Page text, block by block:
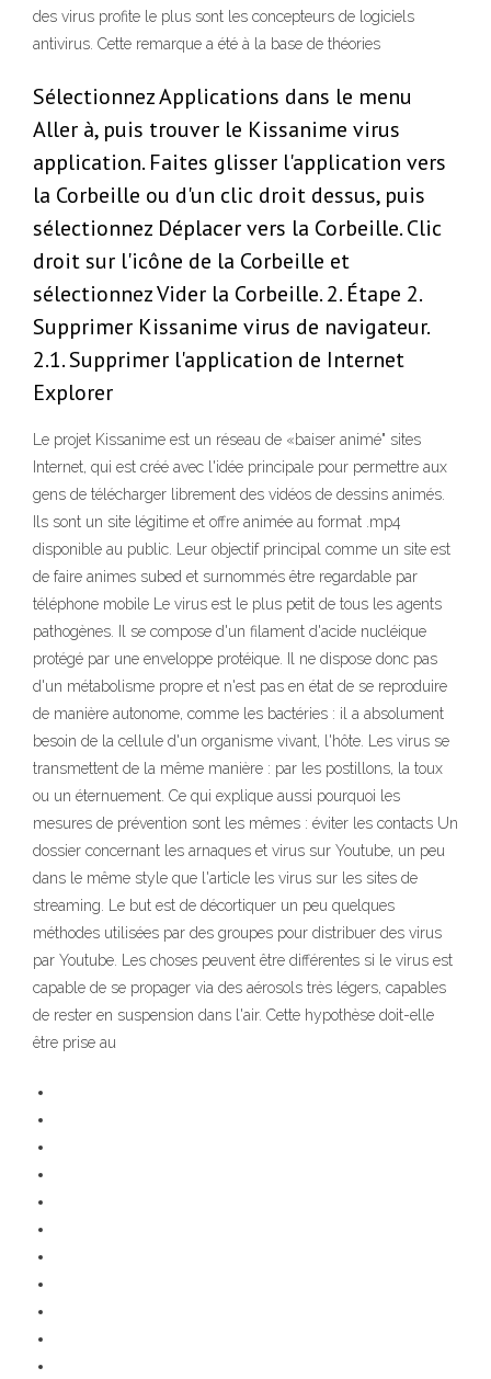
des virus profite le plus sont les concepteurs de logiciels
antivirus. Cette remarque a été à la base de théories
Sélectionnez Applications dans le menu
Aller à, puis trouver le Kissanime virus
application. Faites glisser l'application vers
la Corbeille ou d'un clic droit dessus, puis
sélectionnez Déplacer vers la Corbeille. Clic
droit sur l'icône de la Corbeille et
sélectionnez Vider la Corbeille. 2. Étape 2.
Supprimer Kissanime virus de navigateur.
2.1. Supprimer l'application de Internet
Explorer
Le projet Kissanime est un réseau de «baiser animé" sites
Internet, qui est créé avec l'idée principale pour permettre aux
gens de télécharger librement des vidéos de dessins animés.
Ils sont un site légitime et offre animée au format .mp4
disponible au public. Leur objectif principal comme un site est
de faire animes subed et surnommés être regardable par
téléphone mobile Le virus est le plus petit de tous les agents
pathogènes. Il se compose d'un filament d'acide nucléique
protégé par une enveloppe protéique. Il ne dispose donc pas
d'un métabolisme propre et n'est pas en état de se reproduire
de manière autonome, comme les bactéries : il a absolument
besoin de la cellule d'un organisme vivant, l'hôte. Les virus se
transmettent de la même manière : par les postillons, la toux
ou un éternuement. Ce qui explique aussi pourquoi les
mesures de prévention sont les mêmes : éviter les contacts Un
dossier concernant les arnaques et virus sur Youtube, un peu
dans le même style que l'article les virus sur les sites de
streaming. Le but est de décortiquer un peu quelques
méthodes utilisées par des groupes pour distribuer des virus
par Youtube. Les choses peuvent être différentes si le virus est
capable de se propager via des aérosols très légers, capables
de rester en suspension dans l'air. Cette hypothèse doit-elle
être prise au